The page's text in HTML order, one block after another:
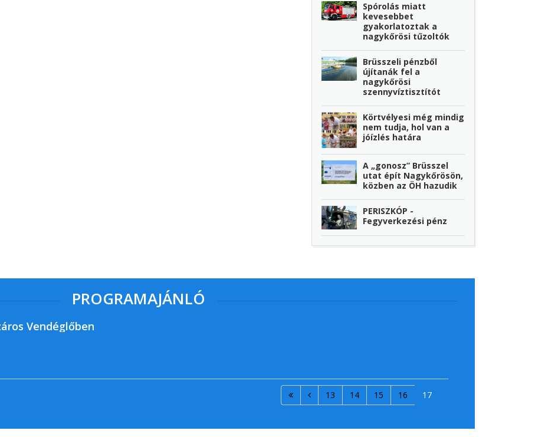
Spórolás miatt
kevesebbet
gyakorlatoztak a
nagykőrösi tűzoltók
Brüsszeli pénzből
újítanák fel a
nagykőrösi
szennyvíztisztítót
Körtvélyesi még mindig
nem tudja, hol van a
jóízlés határa
A „gonosz” Brüsszel
utat épít Nagykőrösön,
közben az ÖH hazudik
PERISZKÓP -
Fegyverkezési pénz
PROGRAMAJÁNLÓ
Vendéglőben
13 14 15 16 17